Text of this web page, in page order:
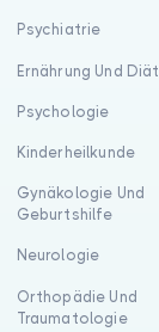
Psychiatrie
Ernährung Und Diät
Psychologie
Kinderheilkunde
Gynäkologie Und
Geburtshilfe
Neurologie
Orthopädie Und
Traumatologie